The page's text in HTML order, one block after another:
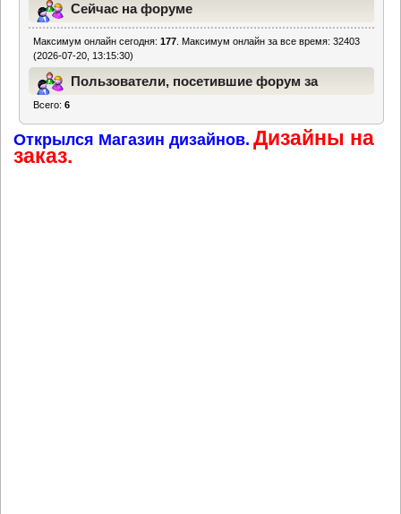
Сейчас на форуме
Максимум онлайн сегодня:177 . Максимум онлайн за все время: 32403
(2026-07-20, 13:15:30)
Пользователи, посетившие форум за
Всего:6
Открылся Магазин дизайнов. Дизайны на
заказ.